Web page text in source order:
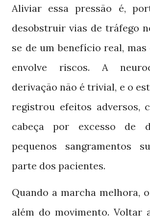
Aliviar essa pressão é,
desobstruir vias de tráfego
se de um benefício real, mas
envolve riscos. A
derivação não é trivial, e o
registrou efeitos adversos,
cabeça por excesso de
pequenos sangramentos
parte dos pacientes.
Quando a marcha melhora,
além do movimento. Voltar